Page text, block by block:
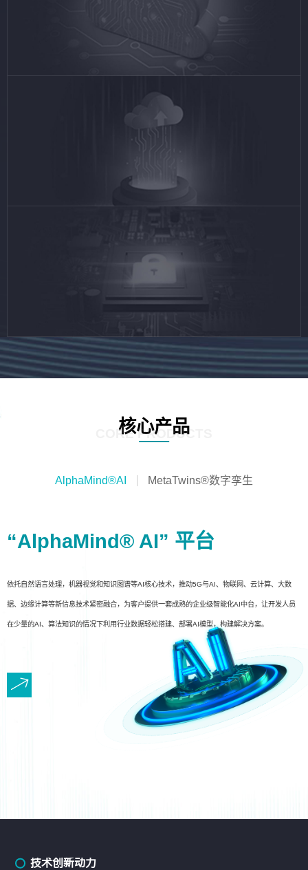
核心产品
CORE PRODUCTS
AlphaMind®AI MetaTwins®数字孪生
“AlphaMind® AI” 平台
依托自然语言处理，机器视觉和知识图谱等AI核心技术，推动5G与AI、物联网、云计算、大数
据、边缘计算等新信息技术紧密融合，为客户提供一套成熟的企业级智能化AI中台，让开发人员
在少量的AI、算法知识的情况下利用行业数据轻松搭建、部署AI模型，构建解决方案。
技术创新动力